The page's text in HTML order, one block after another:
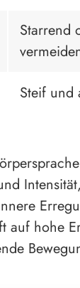
Starrend
Steif und
auf hohe